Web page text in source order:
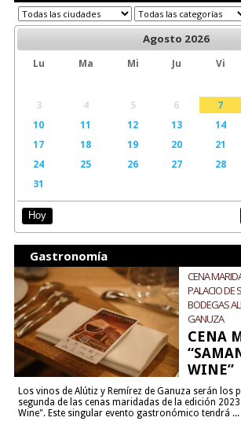
Agosto 2026
Lu Ma Mi Ju Vi
3
4 5 6 7
10
11 12 13 14
17
18 19 20 21
24
25 26 27 28
31
Hoy
Gastronomía
CENA
PALACIO DE
BODEGAS
GANUZA
CENA
WINE”
Los vinos de Alútiz y Remírez de Ganuza serán los
segunda de las cenas maridadas de la edición
Wine". Este singular evento gastronómico tendrá ...